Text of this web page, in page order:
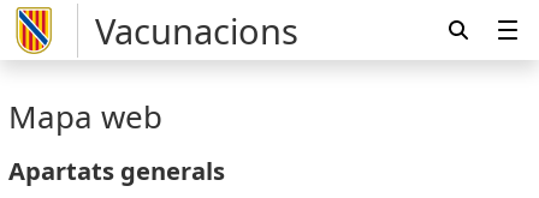
Vacunacions
Mapa web
Apartats generals